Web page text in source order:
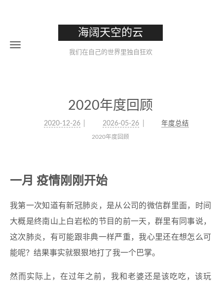
海阔天空的云
我们在自己的世界里独自狂欢
2020年度回顾
2020-12-26 2026-05-26 年度总结
2020年度回顾
一月 疫情刚刚开始
我第一次知道有新冠肺炎，是从公司的微信群里面，时间
大概是终南山上白岩松的节目的前一天，群里有同事说，
这次肺炎，有可能跟非典一样严重，我心里还在想怎么可
能呢？结果事实就狠狠地打了我一个巴掌。
然而实际上，在过年之前，我和老婆还是该吃吃，该玩